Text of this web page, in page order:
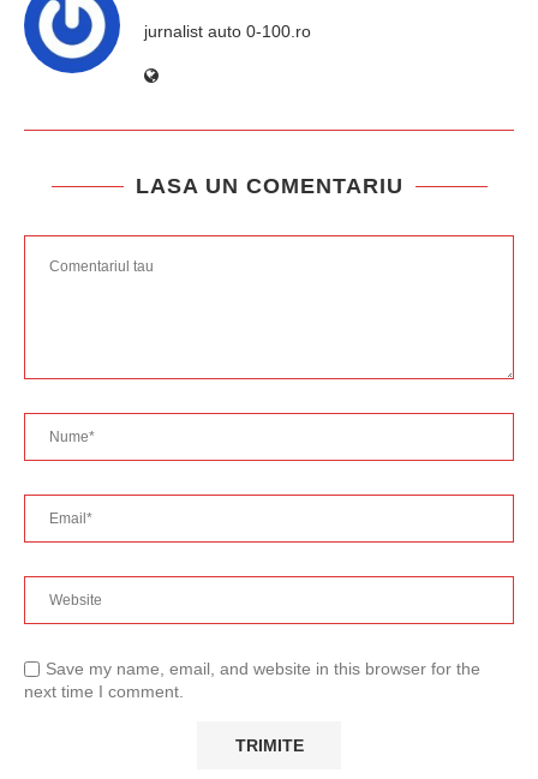
jurnalist auto 0-100.ro
LASA UN COMENTARIU
Save my name, email, and website in this browser for the
next time I comment.